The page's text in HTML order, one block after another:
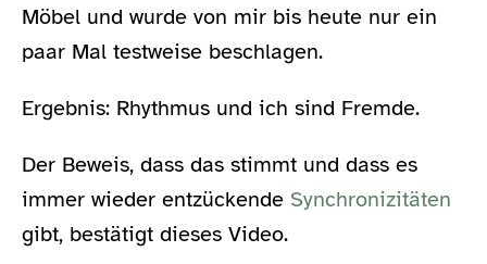
Möbel und wurde von mir bis heute nur ein
paar Mal testweise beschlagen.
Ergebnis: Rhythmus und ich sind Fremde.
Der Beweis, dass das stimmt und dass es
immer wieder entzückende Synchronizitäten
gibt, bestätigt dieses Video.